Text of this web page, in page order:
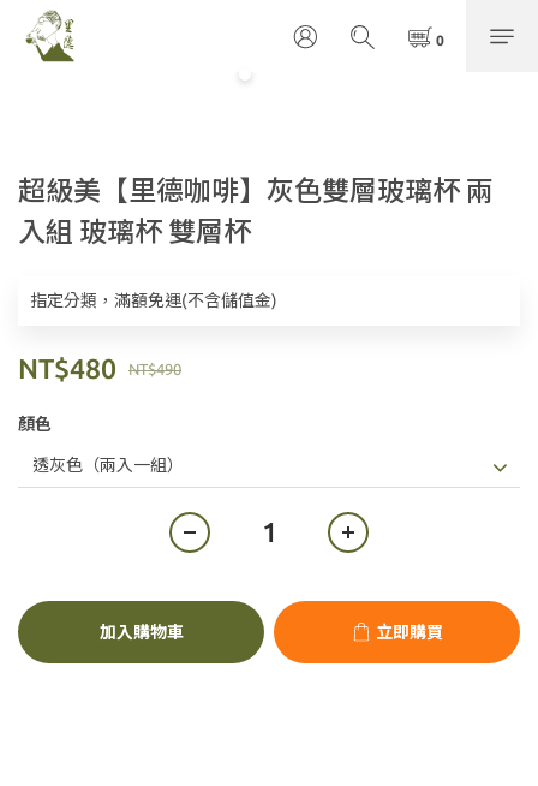
超級美【里德咖啡】灰色雙層玻璃杯 兩
入組 玻璃杯 雙層杯
指定分類，滿額免運(不含儲值金)
NT$490
NT$480
顏色
加入購物車 立即購買